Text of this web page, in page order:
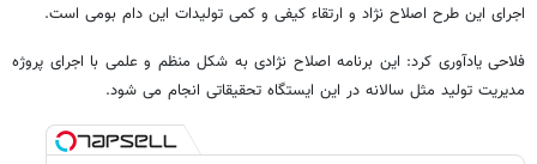
اجرای این طرح اصلاح نژاد و ارتقاء کیفی و کمی تولیدات این دام بومی است.
فلاحی یادآوری کرد: این برنامه اصلاح نژادی به شکل منظم و علمی با اجرای پروژه
مدیریت تولید مثل سالانه در این ایستگاه تحقیقاتی انجام می شود.